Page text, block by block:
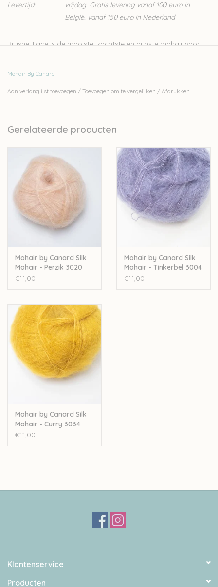
Levertijd:
vrijdag. Gratis levering vanaf 100 euro in
België, vanaf 150 euro in Nederland
Brushel Lace is de mooiste, zachtste en dunste mohair voor
samenstelling is 72% kidmohair- 28% moerbeizijde.
geven. Er worden geen siliconen of andere softeners
toegevoegd om de zachtheid te bereiken.
Dit topgaren wordt op veel manieren gebruikt. Ultralichte truien
worden met 1 draad gebreid. Je kan het ook combineren met
een ander garen, bijvoorbeeld met de 1ply of 2 ply mohair van
Mohair by Canard. Het fijne glanzende garen is geschikt voor
diverse kledingstukken zoals lichte truien en jurken maar ook
vesten, sjaals en omslagdoeken.
kleine collectie volop inzet op kwaliteit en het diervriendelijk en
fairtrade produceren van hun garens.
Nld 2,5-5mm
72% Kidmohair–28% Mulberry silk
Handwas
Let op: de kleur op beeld kan afwijken van de werkelijke kleur.
Mohair By Canard
Aan verlanglijst toevoegen / Toevoegen om te vergelijken / Afdrukken
Gerelateerde producten
Mohair by Canard Silk
Mohair - Perzik 3020
€11,00
Mohair by Canard Silk
Mohair - Tinkerbel 3004
€11,00
Mohair by Canard Silk
Mohair - Curry 3034
€11,00
Klantenservice
Producten